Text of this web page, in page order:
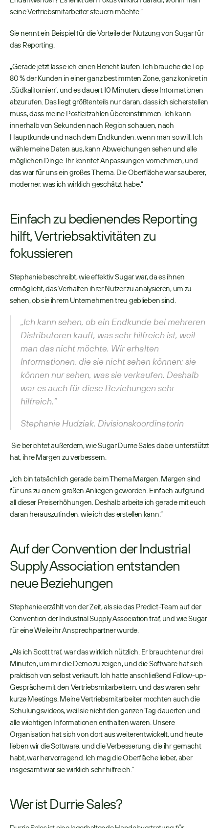
seine Vertriebsmitarbeiter steuern möchte.“
Sie nennt ein Beispiel für die Vorteile der Nutzung von Sugar für
das Reporting.
„Gerade jetzt lasse ich einen Bericht laufen. Ich brauche die Top
80 % der Kunden in einer ganz bestimmten Zone, ganz konkret in
,Südkalifornien‘, und es dauert 10 Minuten, diese Informationen
abzurufen. Das liegt größtenteils nur daran, dass ich sicherstellen
muss, dass meine Postleitzahlen übereinstimmen. Ich kann
innerhalb von Sekunden nach Region schauen, nach
Hauptkunde und nach dem Endkunden, wenn man so will. Ich
wähle meine Daten aus, kann Abweichungen sehen und alle
möglichen Dinge. Ihr konntet Anpassungen vornehmen, und
das war für uns ein großes Thema. Die Oberfläche war sauberer,
moderner, was ich wirklich geschätzt habe.“
Einfach zu bedienendes Reporting
hilft, Vertriebsaktivitäten zu
fokussieren
Stephanie beschreibt, wie effektiv Sugar war, da es ihnen
ermöglicht, das Verhalten ihrer Nutzer zu analysieren, um zu
sehen, ob sie ihrem Unternehmen treu geblieben sind.
„Ich kann sehen, ob ein Endkunde bei mehreren
Distributoren kauft, was sehr hilfreich ist, weil
man das nicht möchte. Wir erhalten
Informationen, die sie nicht sehen können; sie
können nur sehen, was sie verkaufen. Deshalb
war es auch für diese Beziehungen sehr
hilfreich.“
Stephanie Hudziak, Divisionskoordinatorin
Sie berichtet außerdem, wie Sugar Durrie Sales dabei unterstützt
hat, ihre Margen zu verbessern.
„Ich bin tatsächlich gerade beim Thema Margen. Margen sind
für uns zu einem großen Anliegen geworden. Einfach aufgrund
all dieser Preiserhöhungen. Deshalb arbeite ich gerade mit euch
daran herauszufinden, wie ich das erstellen kann.“
Auf der Convention der Industrial
Supply Association entstanden
neue Beziehungen
Stephanie erzählt von der Zeit, als sie das Predict-Team auf der
Convention der Industrial Supply Association traf, und wie Sugar
für eine Weile ihr Ansprechpartner wurde.
„Als ich Scott traf, war das wirklich nützlich. Er brauchte nur drei
Minuten, um mir die Demo zu zeigen, und die Software hat sich
praktisch von selbst verkauft. Ich hatte anschließend Follow-up-
Gespräche mit den Vertriebsmitarbeitern, und das waren sehr
kurze Meetings. Meine Vertriebsmitarbeiter mochten auch die
Schulungsvideos, weil sie nicht den ganzen Tag dauerten und
alle wichtigen Informationen enthalten waren. Unsere
Organisation hat sich von dort aus weiterentwickelt, und heute
lieben wir die Software, und die Verbesserung, die ihr gemacht
habt, war hervorragend. Ich mag die Oberfläche lieber, aber
insgesamt war sie wirklich sehr hilfreich.“
Wer ist Durrie Sales?